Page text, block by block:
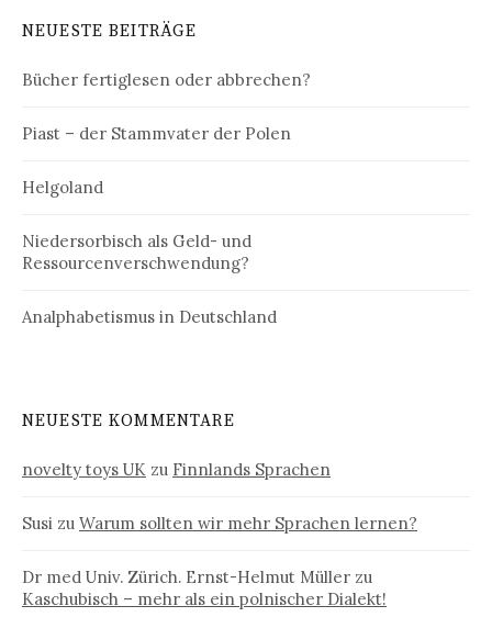
NEUESTE BEITRÄGE
Bücher fertiglesen oder abbrechen?
Piast – der Stammvater der Polen
Helgoland
Niedersorbisch als Geld- und
Ressourcenverschwendung?
Analphabetismus in Deutschland
NEUESTE KOMMENTARE
novelty toys UK zu Finnlands Sprachen
Susi zu Warum sollten wir mehr Sprachen lernen?
Dr med Univ. Zürich. Ernst-Helmut Müller zu
Kaschubisch – mehr als ein polnischer Dialekt!